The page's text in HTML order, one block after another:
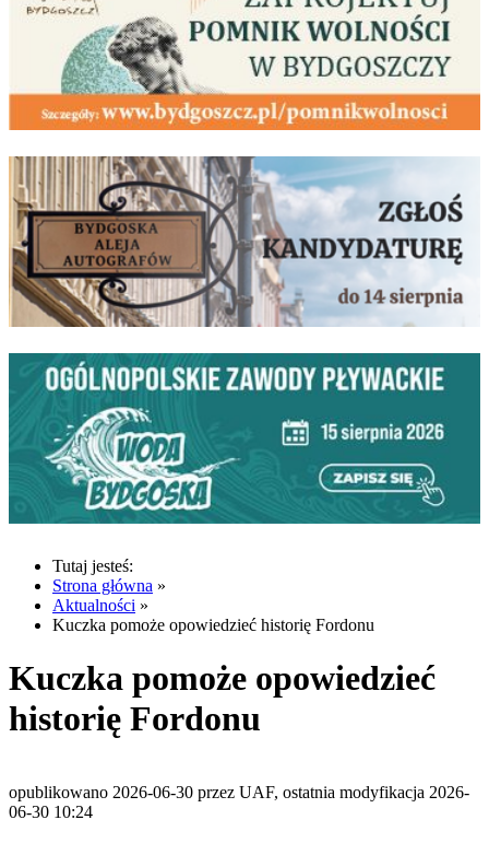
Tutaj jesteś:
Strona główna »
Aktualności »
Kuczka pomoże opowiedzieć historię Fordonu
Kuczka pomoże opowiedzieć
historię Fordonu
opublikowano 2026-06-30 przez UAF, ostatnia modyfikacja 2026-
06-30 10:24